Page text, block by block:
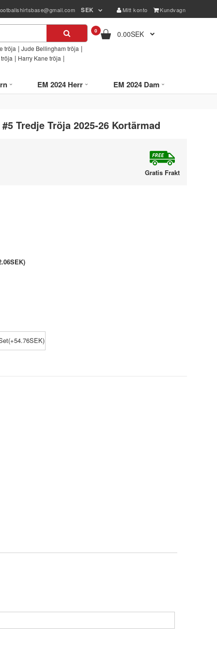
SEK Mitt konto Kundvagn
tröja | Jude Bellingham tröja |
| Harry Kane tröja |
0 0.00SEK
EM 2024 Herr EM 2024 Dam
Tredje Tröja 2025-26 Kortärmad
Gratis Frakt